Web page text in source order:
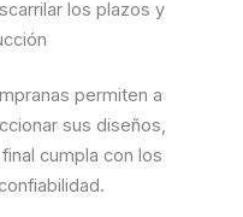
los plazos y
permiten a
sus diseños,
cumpla con los